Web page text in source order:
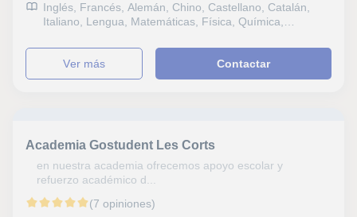
Inglés, Francés, Alemán, Chino, Castellano, Catalán,
Italiano, Lengua, Matemáticas, Física, Química,
Probabilidad y Estadística, Ingenieria, Electrotecnia,
Historia, Filosofía, Lengua Castellana y Literatura, Latín
y Griego, Lectura, Lengua catalana y literatura,
General, ESO, Bachillerato, Todos los cursos, Primaria,
Universidad, Ciclos Formativos, Geografía, Derecho,
Ciencias políticas, Matemáticas aplicadas, Economía,
Matemáticas y Dirección financiera, Macroeconomía
ver más Contactar
Academia Gostudent Les Corts
en nuestra academia ofrecemos apoyo escolar y
refuerzo académico d...
(7 opiniones)